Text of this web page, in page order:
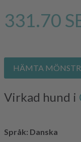
331.70
HÄMTA
Virkad hund i
Språk: Danska